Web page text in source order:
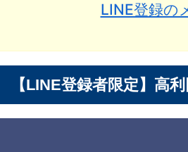
LINE登録の
【LINE登録者限定】高